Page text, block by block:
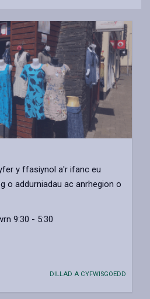
y ffasiynol a'r ifanc eu
o addurniadau ac anrhegion o
9:30 - 5:30
DILLAD A CYFWISGOEDD